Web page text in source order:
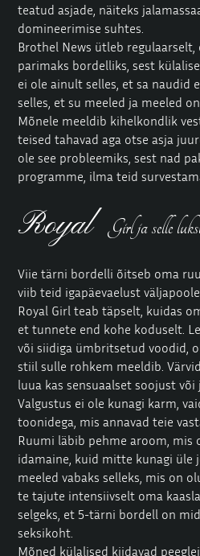
teatud asjade, näiteks
domineerimise suhtes.
Brothel News ütleb regulaarselt,
parimaks bordelliks, sest
ei ole ainult selles, et sa naudid
selles, et su meeled ja meeled
Mõnele meeldib kihelkondlik
teised tahavad aga otse asja
ole see probleemiks, sest nad
programme, ilma teid
Royal Girl ja selle
Viie tärni bordelli õitseb oma
viib teid igapäevaelust
Royal Girl teab täpselt, kuidas
et tunnete end kohe koduselt.
või siidiga ümbritsetud voodid,
stiil sulle rohkem meeldib.
luua kas sensuaalset soojust või
Valgustus ei ole kunagi karm,
toonidega, mis annavad teie
Ruumi läbib pehme aroom, mis
idamaine, kuid mitte kunagi üle
meeled vabaks selleks, mis on
te tajute intensiivselt oma
selgeks, et 5-tärni bordell on
seksikoht.
Mõned külalised kiidavad